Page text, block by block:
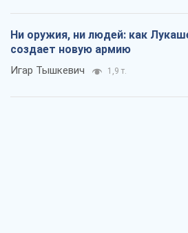
Ни оружия, ни людей: как
создает новую армию
Игар Тышкевич 1,9 т.